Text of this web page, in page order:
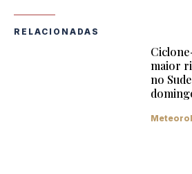
RELACIONADAS
maior
no